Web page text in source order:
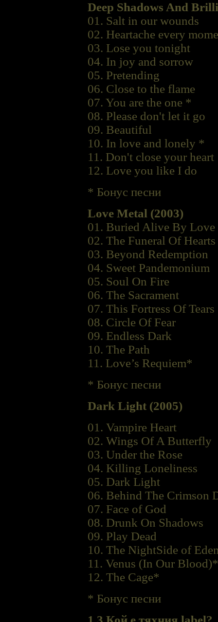
Deep Shadows And
01. Salt in our wounds
02. Heartache every
03. Lose you tonight
04. In joy and sorrow
05. Pretending
06. Close to the flame
07. You are the one *
08. Please don't let it go
09. Beautiful
10. In love and lonely *
11. Don't close your heart
12. Love you like I do
* Бонус песни
Love Metal (2003)
01. Buried Alive By Love
02. The Funeral Of Hearts
03. Beyond Redemption
04. Sweet Pandemonium
05. Soul On Fire
06. The Sacrament
07. This Fortress Of Tears
08. Circle Of Fear
09. Endless Dark
10. The Path
11. Love’s Requiem*
* Бонус песни
Dark Light (2005)
01. Vampire Heart
02. Wings Of A Butterfly
03. Under the Rose
04. Killing Loneliness
05. Dark Light
06. Behind The Crimson
07. Face of God
08. Drunk On Shadows
09. Play Dead
10. The NightSide of
11. Venus (In Our Blood)*
12. The Cage*
* Бонус песни